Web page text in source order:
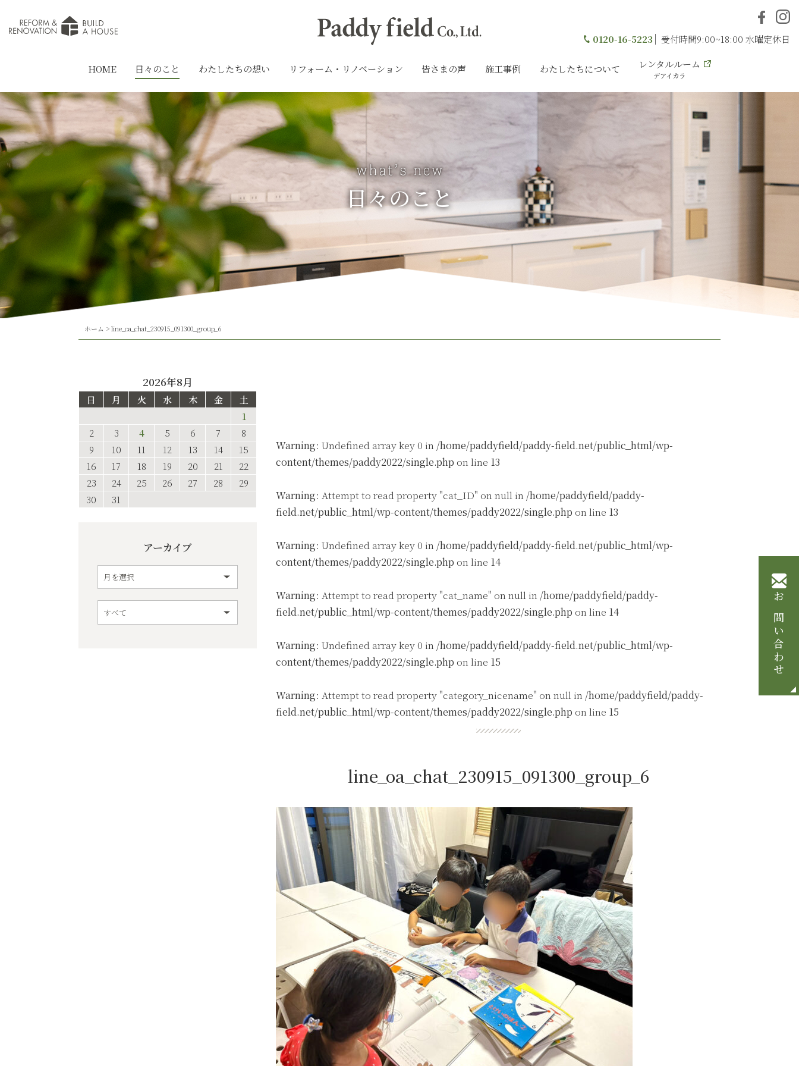
0120-16-5223 受付時間9:00~18:00 水曜定休日
HOME 日々のこと わたしたちの想い リフォーム・リノベーション 皆さまの声 施工事例 わたしたちについて レンタルルーム
デアイカラ
お問い合わせ
日々のこと
ホーム >line_oa_chat_230915_091300_group_6
Warning: Undefined array key 0 in /home/paddyfield/paddy-field.net/public_html/wp-
content/themes/paddy2022/single.php on line 13
Warning: Attempt to read property "cat_ID" on null in /home/paddyfield/paddy-
field.net/public_html/wp-content/themes/paddy2022/single.php on line 13
Warning: Undefined array key 0 in /home/paddyfield/paddy-field.net/public_html/wp-
content/themes/paddy2022/single.php on line 14
Warning: Attempt to read property "cat_name" on null in /home/paddyfield/paddy-
field.net/public_html/wp-content/themes/paddy2022/single.php on line 14
Warning: Undefined array key 0 in /home/paddyfield/paddy-field.net/public_html/wp-
content/themes/paddy2022/single.php on line 15
Warning: Attempt to read property "category_nicename" on null in /home/paddyfield/paddy-
field.net/public_html/wp-content/themes/paddy2022/single.php on line 15
line_oa_chat_230915_091300_group_6
2026年8月
日 月 火 水 木 金
土
1
2
3 4 5 6 7
8
9
10 11 12 13 14
15
16
17 18 19 20 21
22
23
24 25 26 27 28
29
30
31
アーカイブ